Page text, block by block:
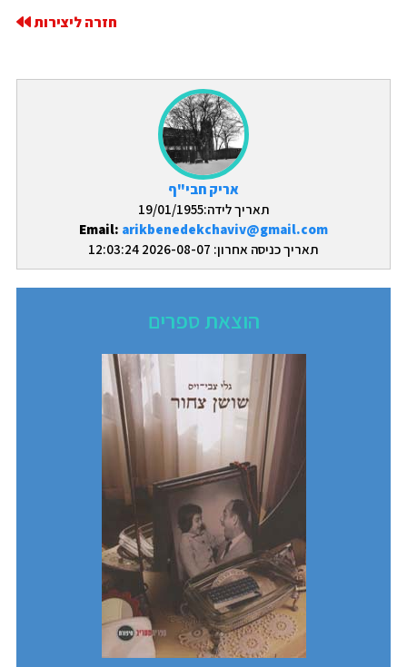
אריק חבי"ף
תאריך לידה:19/01/1955
Email: arikbenedekchaviv@gmail.com
תאריך כניסה אחרון: 2026-08-07 12:03:24
הוצאת ספרים
חזרה ליצירות